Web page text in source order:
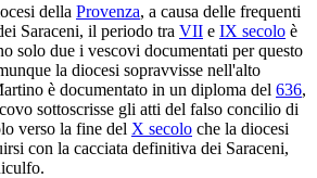
della Provenza, a causa delle frequenti
Saraceni, il periodo tra VII e IX secolo è
solo due i vescovi documentati per questo
la diocesi sopravvisse nell'alto
è documentato in un diploma del 636,
sottoscrisse gli atti del falso concilio di
verso la fine del X secolo che la diocesi
con la cacciata definitiva dei Saraceni,